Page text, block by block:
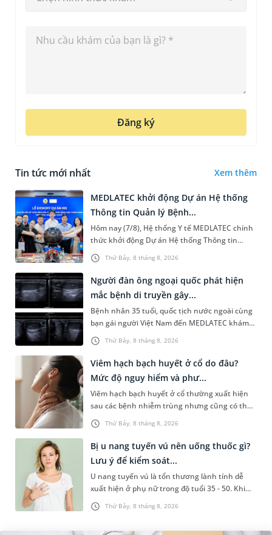
Đăng ký
Tin tức mới nhất Xem thêm
Thứ Bảy, 8 tháng 8, 2026
MEDLATEC khởi động Dự án Hệ thống
Thông tin Quản lý Bệnh...
Hôm nay (7/8), Hệ thống Y tế MEDLATEC chính
thức khởi động Dự án Hệ thống Thông tin
Quản lý Bệnh viện (HIS - Hospital Information
System) giai đoạn mới. Dự á...
Thứ Bảy, 8 tháng 8, 2026
Người đàn ông ngoại quốc phát hiện
mắc bệnh di truyền gây...
Bệnh nhân 35 tuổi, quốc tịch nước ngoài cùng
bạn gái người Việt Nam đến MEDLATEC khám
sức khỏe tiền hôn nhân. Qua thăm khám và
làm các xét nghiệm chuyên sâu,...
Thứ Bảy, 8 tháng 8, 2026
Viêm hạch bạch huyết ở cổ do đâu?
Mức độ nguy hiểm và phư...
Viêm hạch bạch huyết ở cổ thường xuất hiện
sau các bệnh nhiễm trùng nhưng cũng có thể
liên quan đến lao hạch hoặc ung thư. Để tìm
hiểu nguyên nhân gây viêm,...
Thứ Bảy, 8 tháng 8, 2026
Bị u nang tuyến vú nên uống thuốc gì?
Lưu ý để kiểm soát...
U nang tuyến vú là tổn thương lành tính dễ
xuất hiện ở phụ nữ trong độ tuổi 35 - 50. Khi
được chẩn đoán mắc bệnh, nhiều người
thường băn khoăn u nang tuyến v...